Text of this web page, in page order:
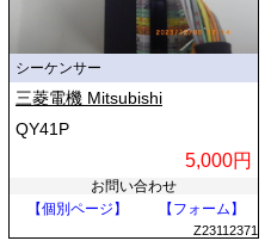
シーケンサー
三菱電機 Mitsubishi
QY41P
5,000円
お問い合わせ
【個別ページ】
【フォーム】
Z23112371